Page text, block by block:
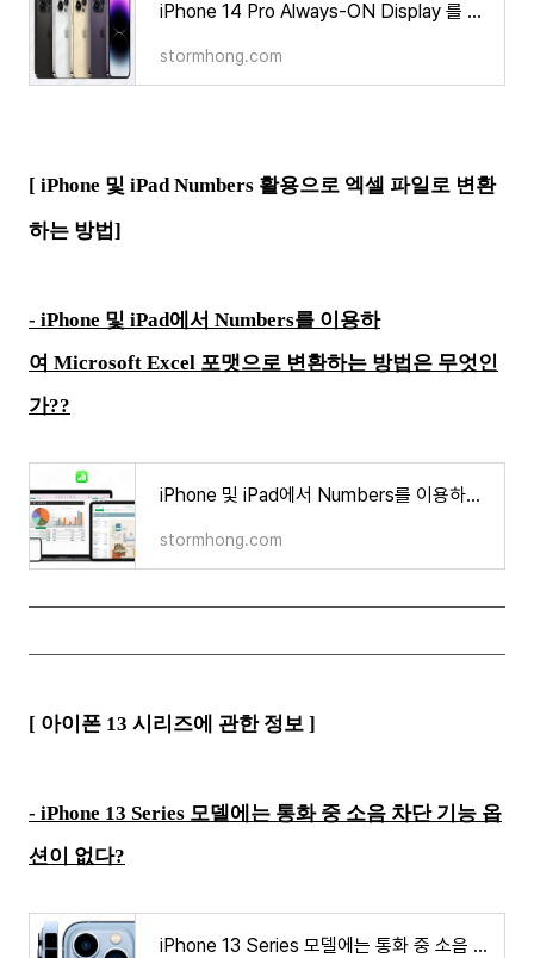
iPhone 14 Pro Always-ON Display 를 비활성화하는 방법은 무엇인가?
stormhong.com
[ iPhone 및 iPad Numbers 활용으로 엑셀 파일로 변환
하는 방법]
- iPhone 및 iPad에서 Numbers를 이용하
여 Microsoft Excel 포맷으로 변환하는 방법은 무엇인
가??
iPhone 및 iPad에서 Numbers를 이용하여 Microsoft Excel 포맷으로 변환하는 방법은 무엇인가??
stormhong.com
[ 아이폰 13 시리즈에 관한 정보 ]
- iPhone 13 Series 모델에는 통화 중 소음 차단 기능 옵
션이 없다?
iPhone 13 Series 모델에는 통화 중 소음 차단 기능 옵션이 없다?